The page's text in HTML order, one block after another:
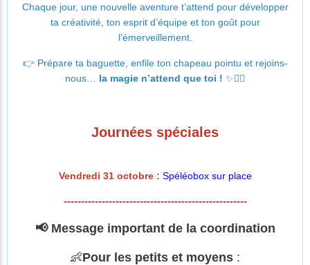
Chaque jour, une nouvelle aventure t’attend pour développer
ta créativité, ton esprit d’équipe et ton goût pour
l’émerveillement.
👉Prépare ta baguette, enfile ton chapeau pointu et rejoins-
nous… la magie n’attend que toi ! ✨🧙‍♀️
Journées spéciales
Vendredi 31 octobre : Spéléobox sur place
-----------------------------------------------------
📢Message important de la coordination
👶Pour les petits et moyens :